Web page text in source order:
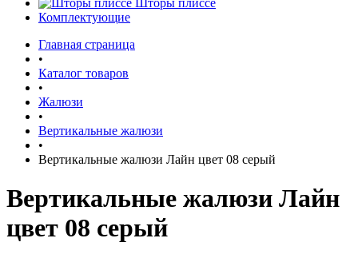
Шторы плиссе
Комплектующие
Главная страница
•
Каталог товаров
•
Жалюзи
•
Вертикальные жалюзи
•
Вертикальные жалюзи Лайн цвет 08 серый
Вертикальные жалюзи Лайн
цвет 08 серый